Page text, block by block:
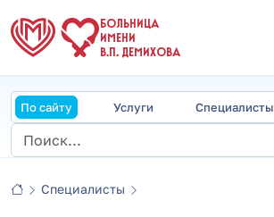
БОЛЬНИЦА
ИМЕНИ
В.П. ДЕМИХОВА
По сайту Услуги Специалисты
Специалисты